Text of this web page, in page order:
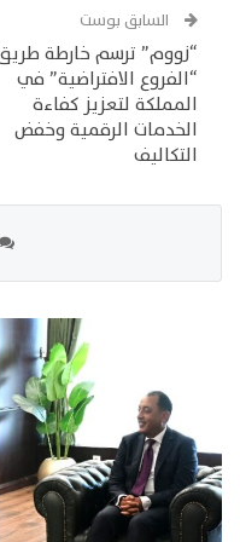
السابق بوست
“زووم” ترسم خارطة
“الفروع الافتراضية” في
المملكة لتعزيز كفاءة
الخدمات الرقمية وخفض
التكاليف